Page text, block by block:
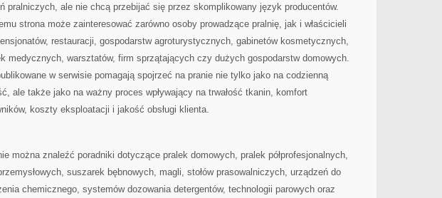
pralniczych, ale nie chcą przebijać się przez skomplikowany język producentów.
strona może zainteresować zarówno osoby prowadzące pralnię, jak i właścicieli
restauracji, gospodarstw agroturystycznych, gabinetów kosmetycznych,
medycznych, warsztatów, firm sprzątających czy dużych gospodarstw domowych.
w serwisie pomagają spojrzeć na pranie nie tylko jako na codzienną
ale także jako na ważny proces wpływający na trwałość tkanin, komfort
koszty eksploatacji i jakość obsługi klienta.
można znaleźć poradniki dotyczące pralek domowych, pralek półprofesjonalnych,
suszarek bębnowych, magli, stołów prasowalniczych, urządzeń do
chemicznego, systemów dozowania detergentów, technologii parowych oraz